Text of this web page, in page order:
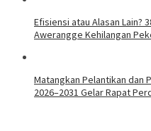
Efisiensi atau Alasan Lain?
Awerangge Kehilangan
Matangkan Pelantikan dan
2026–2031 Gelar Rapat